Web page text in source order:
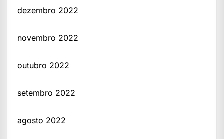
dezembro 2022
novembro 2022
outubro 2022
setembro 2022
agosto 2022